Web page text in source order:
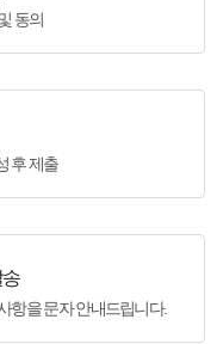
동의
후 제출
항을 문자 안내드립니다.